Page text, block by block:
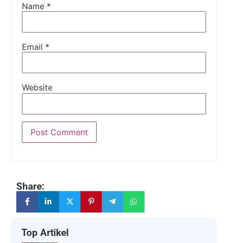
Name *
Email *
Website
Share:
Top Artikel